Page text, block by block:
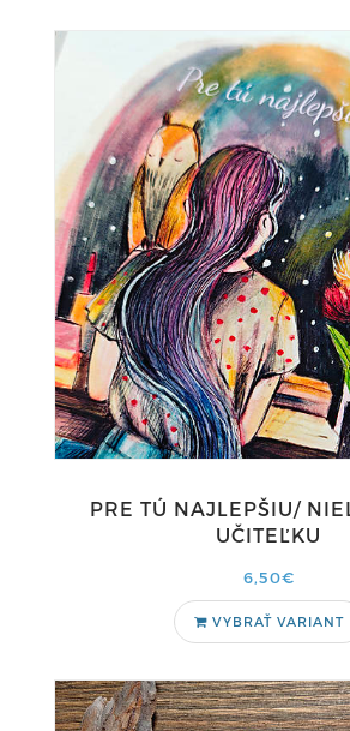
PRE TÚ NAJLEPŠIU/
UČITEĽKU
6,50€
VYBRAŤ VARIANT